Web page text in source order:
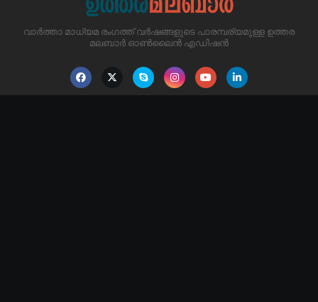
വാർത്താ മാധ്യമ രംഗത്ത് വർഷങ്ങളുടെ പാരമ്പര്യമുള്ള ഉത്തര
മലബാർ ഓൺലൈൻ എഡിഷൻ